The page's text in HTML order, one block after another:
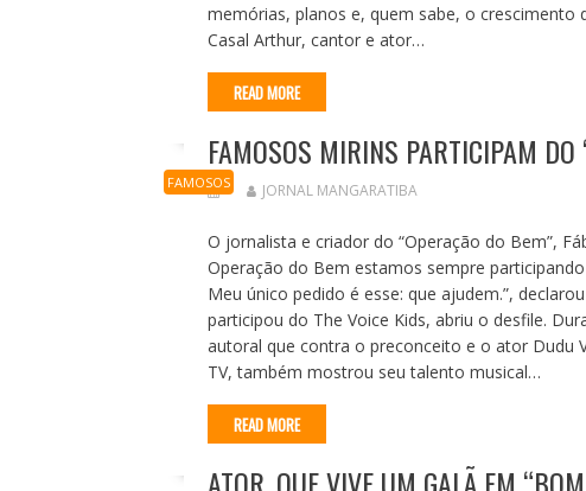
memórias, planos e, quem sabe, o crescimento
Casal Arthur, cantor e ator…
READ MORE
FAMOSOS
FAMOSOS MIRINS PARTICIPAM DO
JORNAL MANGARATIBA
O jornalista e criador do “Operação do Bem”,
Operação do Bem estamos sempre
Meu único pedido é esse: que ajudem.”,
participou do The Voice Kids, abriu o desfile.
autoral que contra o preconceito e o ator Dudu
TV, também mostrou seu talento musical…
READ MORE
ATOR, QUE VIVE UM GALÃ EM